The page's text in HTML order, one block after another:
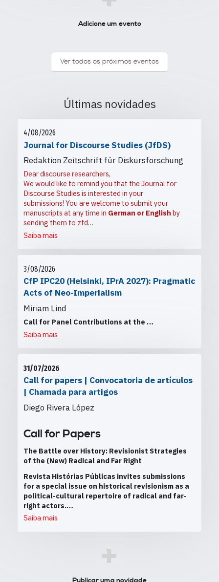
Adicione um evento
Ver todos os próximos eventos
Últimas novidades
4/08/2026
Journal for Discourse Studies (JfDS)
Redaktion Zeitschrift für Diskursforschung
Dear discourse researchers,
We would like to remind you that the Journal for
Discourse Studies is interested in your
submissions! You are welcome to submit your
manuscripts at any time in German or English by
sending them to zfd…
Saiba mais
3/08/2026
CfP IPC20 (Helsinki, IPrA 2027): Pragmatic
Acts of Neo-Imperialism
Miriam Lind
Call for Panel Contributions at the …
Saiba mais
31/07/2026
Call for papers | Convocatoria de artículos
| Chamada para artigos
Diego Rivera López
Call for Papers
The Battle over History: Revisionist Strategies
of the (New) Radical and Far Right
Revista Histórias Públicas invites submissions
for a special issue on historical revisionism as a
political-cultural repertoire of radical and far-
right actors.…
Saiba mais
+